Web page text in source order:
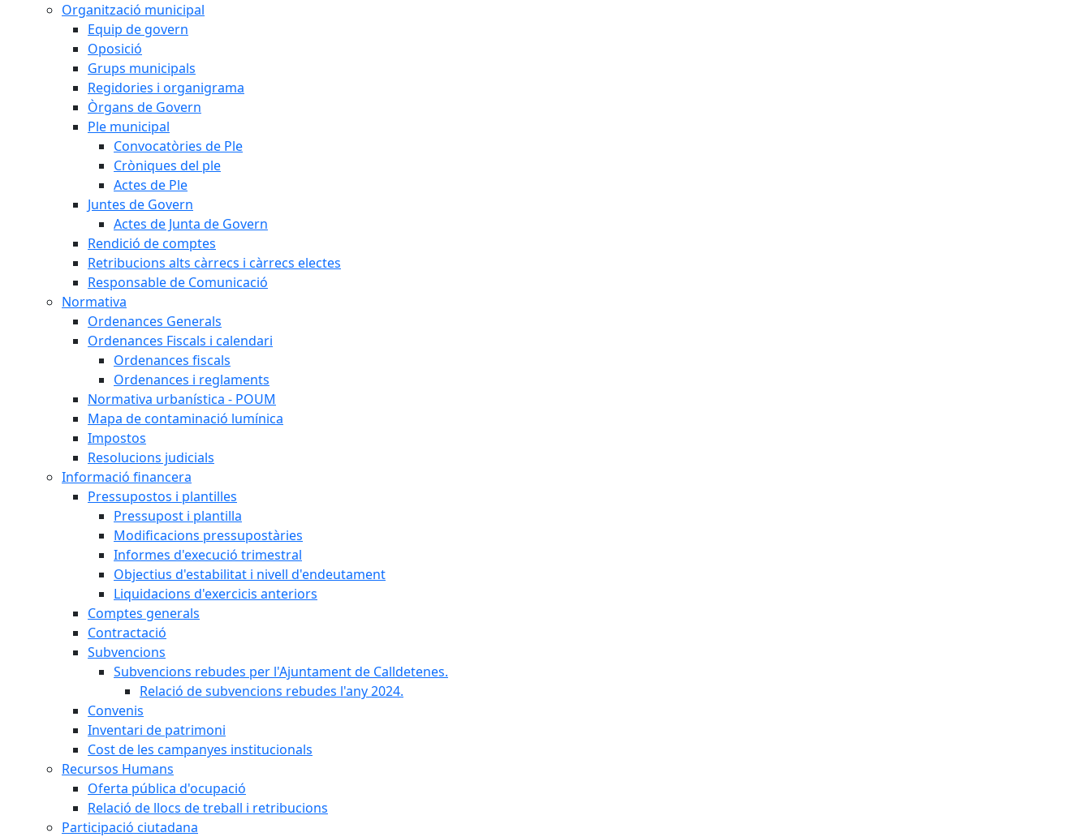
Organització municipal
Equip de govern
Oposició
Grups municipals
Regidories i organigrama
Òrgans de Govern
Ple municipal
Convocatòries de Ple
Cròniques del ple
Actes de Ple
Juntes de Govern
Actes de Junta de Govern
Rendició de comptes
Retribucions alts càrrecs i càrrecs electes
Responsable de Comunicació
Normativa
Ordenances Generals
Ordenances Fiscals i calendari
Ordenances fiscals
Ordenances i reglaments
Normativa urbanística - POUM
Mapa de contaminació lumínica
Impostos
Resolucions judicials
Informació financera
Pressupostos i plantilles
Pressupost i plantilla
Modificacions pressupostàries
Informes d'execució trimestral
Objectius d'estabilitat i nivell d'endeutament
Liquidacions d'exercicis anteriors
Comptes generals
Contractació
Subvencions
Subvencions rebudes per l'Ajuntament de Calldetenes.
Relació de subvencions rebudes l'any 2024.
Convenis
Inventari de patrimoni
Cost de les campanyes institucionals
Recursos Humans
Oferta pública d'ocupació
Relació de llocs de treball i retribucions
Participació ciutadana